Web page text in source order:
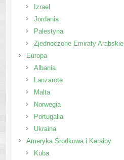
Izrael
Jordania
Palestyna
Zjednoczone Emiraty Arabskie
Europa
Albania
Lanzarote
Malta
Norwegia
Portugalia
Ukraina
Ameryka Środkowa i Karaiby
Kuba